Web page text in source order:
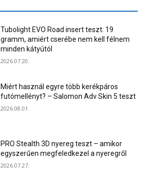
Tubolight EVO Road insert teszt: 19
gramm, amiért cserébe nem kell félnem
minden kátyútól
2026.07.20.
Miért használ egyre több kerékpáros
futómellényt? – Salomon Adv Skin 5 teszt
2026.08.01.
PRO Stealth 3D nyereg teszt – amikor
egyszerűen megfeledkezel a nyeregről
2026.07.27.